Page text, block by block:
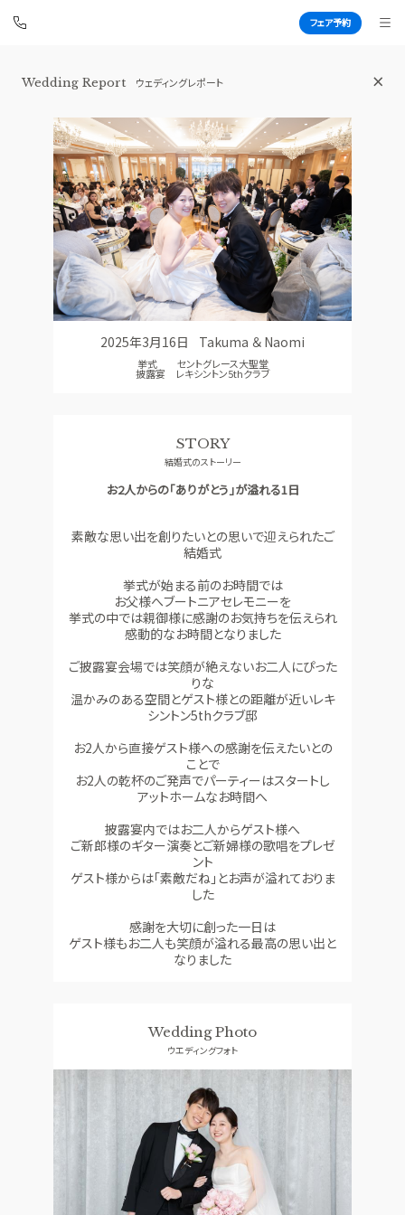
フェア予約
青山セントグレース大聖堂
TOP
トップ
BRIDAL FAIR
ブライダルフェア
FAIR CAMPAIGN
フェアキャンペーンのご案内
WEDDING REPORT
体験者レポート
PHOTO GALLERY
フォトギャラリー
PLAN
プラン
CEREMONY PARTY
披露宴会場
SMALL WEDDING ACCESS
お問い合わせ
Wedding Report ウェディングレポート
2025年3月16日 Takuma ＆ Naomi
挙式 セントグレース大聖堂
披露宴 レキシントン5thクラブ
STORY
結婚式のストーリー
お2人からの「ありがとう」が溢れる1日
素敵な思い出を創りたいとの思いで迎えられたご
結婚式
挙式が始まる前のお時間では
お父様へブートニアセレモニーを
挙式の中では親御様に感謝のお気持ちを伝えられ
感動的なお時間となりました
ご披露宴会場では笑顔が絶えないお二人にぴった
りな
温かみのある空間とゲスト様との距離が近いレキ
シントン5thクラブ邸
お2人から直接ゲスト様への感謝を伝えたいとの
ことで
お2人の乾杯のご発声でパーティーはスタートし
アットホームなお時間へ
披露宴内ではお二人からゲスト様へ
ご新郎様のギター演奏とご新婦様の歌唱をプレゼ
ント
ゲスト様からは「素敵だね」とお声が溢れておりま
した
感謝を大切に創った一日は
ゲスト様もお二人も笑顔が溢れる最高の思い出と
なりました
Wedding Photo
ウエディングフォト